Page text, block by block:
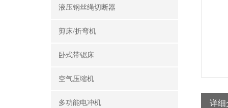
液压钢丝绳切断器
剪床/折弯机
卧式带锯床
空气压缩机
多功能电冲机 详细